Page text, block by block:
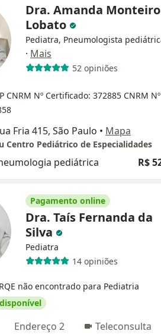
Dra. Amanda Monteiro
Lobato
Pediatra, Pneumologista
· Mais
52 opiniões
CNRM Nº Certificado: 372885 CNRM Nº
Fria 415, São Paulo • Mapa
Centro Pediátrico de Especialidades
pediátrica R$
Pagamento online
Dra. Taís Fernanda da
Silva
Pediatra
14 opiniões
RQE não encontrado para Pediatria
Endereço 2 Teleconsulta